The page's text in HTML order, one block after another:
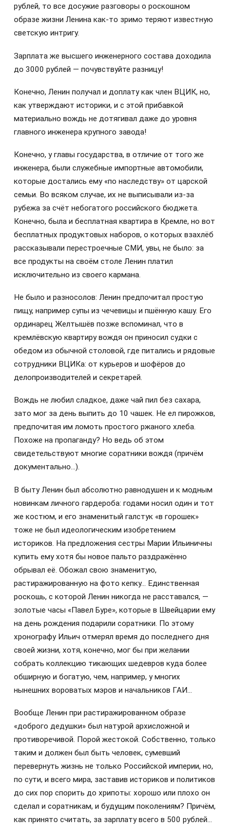
рублей, то все досужие разговоры о роскошном
образе жизни Ленина как-то зримо теряют известную
светскую интригу.
Зарплата же высшего инженерного состава доходила
до 3000 рублей — почувствуйте разницу!
Конечно, Ленин получал и доплату как член ВЦИК, но,
как утверждают историки, и с этой прибавкой
материально вождь не дотягивал даже до уровня
главного инженера крупного завода!
Конечно, у главы государства, в отличие от того же
инженера, были служебные импортные автомобили,
которые достались ему «по наследству» от царской
семьи. Во всяком случае, их не выписывали из-за
рубежа за счёт небогатого российского бюджета.
Конечно, была и бесплатная квартира в Кремле, но вот
бесплатных продуктовых наборов, о которых взахлёб
рассказывали перестроечные СМИ, увы, не было: за
все продукты на своём столе Ленин платил
исключительно из своего кармана.
Не было и разносолов: Ленин предпочитал простую
пищу, например супы из чечевицы и пшённую кашу. Его
ординарец Желтышёв позже вспоминал, что в
кремлёвскую квартиру вождя он приносил судки с
обедом из обычной столовой, где питались и рядовые
сотрудники ВЦИКа: от курьеров и шофёров до
делопроизводителей и секретарей.
Вождь не любил сладкое, даже чай пил без сахара,
зато мог за день выпить до 10 чашек. Не ел пирожков,
предпочитая им ломоть простого ржаного хлеба.
Похоже на пропаганду? Но ведь об этом
свидетельствуют многие соратники вождя (причём
документально…).
В быту Ленин был абсолютно равнодушен и к модным
новинкам личного гардероба: годами носил один и тот
же костюм, и его знаменитый галстук «в горошек»
тоже не был идеологическим изобретением
историков. На предложения сестры Марии Ильиничны
купить ему хотя бы новое пальто раздражённо
обрывал её. Обожал свою знаменитую,
растиражированную на фото кепку… Единственная
роскошь, с которой Ленин никогда не расставался, —
золотые часы «Павел Буре», которые в Швейцарии ему
на день рождения подарили соратники. По этому
хронографу Ильич отмерял время до последнего дня
своей жизни, хотя, конечно, мог бы при желании
собрать коллекцию тикающих шедевров куда более
обширную и богатую, чем, например, у многих
нынешних вороватых мэров и начальников ГАИ…
Вообще Ленин при растиражированном образе
«доброго дедушки» был натурой архисложной и
противоречивой. Порой жестокой. Собственно, только
таким и должен был быть человек, сумевший
перевернуть жизнь не только Российской империи, но,
по сути, и всего мира, заставив историков и политиков
до сих пор спорить до хрипоты: хорошо или плохо он
сделал и соратникам, и будущим поколениям? Причём,
как принято считать, за зарплату всего в 500 рублей…